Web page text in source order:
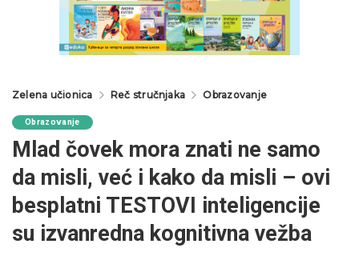
Zelena učionica Reč stručnjaka Obrazovanje
Obrazovanje
Mlad čovek mora znati ne samo
da misli, već i kako da misli – ovi
besplatni TESTOVI inteligencije
su izvanredna kognitivna vežba